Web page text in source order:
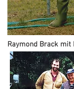
Raymond Brack mit